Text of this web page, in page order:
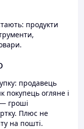
продукти
продавець
покупець огляне і
гроші
Плюс не
на пошті.